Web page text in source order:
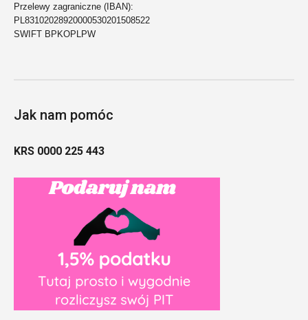
Przelewy zagraniczne (IBAN):
PL83102028920000530201508522
SWIFT BPKOPLPW
Jak nam pomóc
KRS 0000 225 443